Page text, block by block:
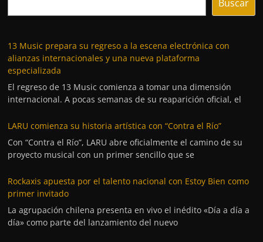
Buscar
13 Music prepara su regreso a la escena electrónica con
alianzas internacionales y una nueva plataforma
especializada
El regreso de 13 Music comienza a tomar una dimensión
internacional. A pocas semanas de su reaparición oficial, el
LARU comienza su historia artística con “Contra el Río”
Con “Contra el Río”, LARU abre oficialmente el camino de su
proyecto musical con un primer sencillo que se
Rockaxis apuesta por el talento nacional con Estoy Bien como
primer invitado
La agrupación chilena presenta en vivo el inédito «Día a día a
día» como parte del lanzamiento del nuevo